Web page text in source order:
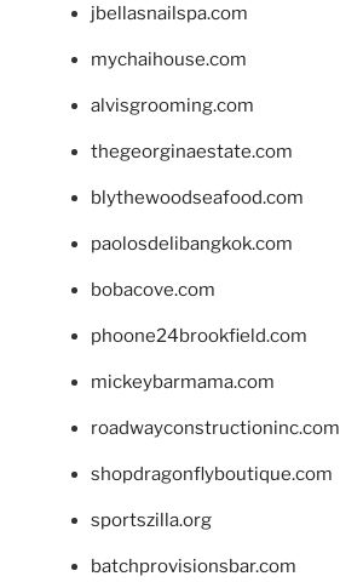
jbellasnailspa.com
mychaihouse.com
alvisgrooming.com
thegeorginaestate.com
blythewoodseafood.com
paolosdelibangkok.com
bobacove.com
phoone24brookfield.com
mickeybarmama.com
roadwayconstructioninc.com
shopdragonflyboutique.com
sportszilla.org
batchprovisionsbar.com